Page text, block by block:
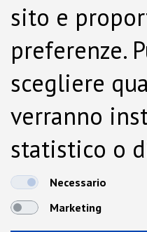
sito e
preferenze.
scegliere
verranno
statistico o
dalla Cookie
Necessario
Marketing